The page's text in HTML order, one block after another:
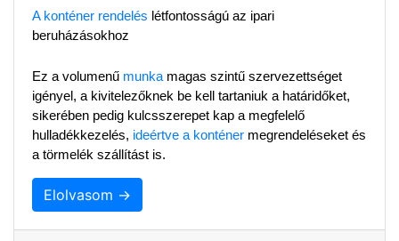
A konténer rendelés létfontosságú az ipari
beruházásokhoz
Ez a volumenű munka magas szintű szervezettséget
igényel, a kivitelezőknek be kell tartaniuk a határidőket,
sikerében pedig kulcsszerepet kap a megfelelő
hulladékkezelés, ideértve a konténer megrendeléseket és
a törmelék szállítást is.
Elolvasom →